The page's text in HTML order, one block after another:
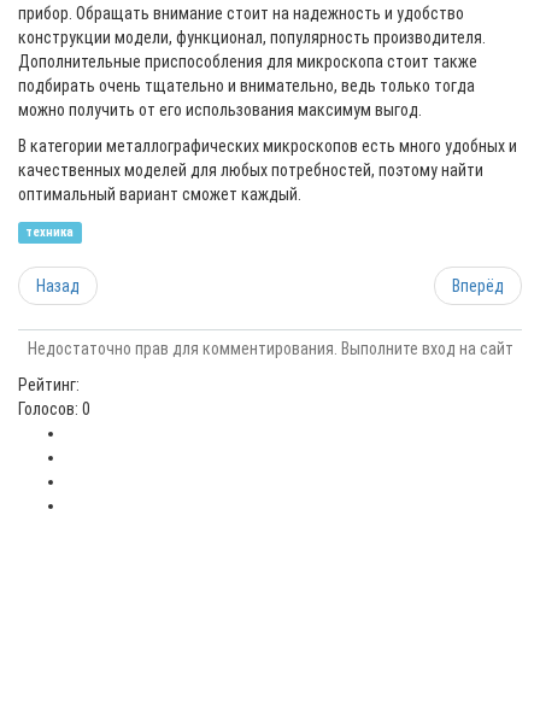
прибор. Обращать внимание стоит на надежность и удобство
конструкции модели, функционал, популярность производителя.
Дополнительные приспособления для микроскопа стоит также
подбирать очень тщательно и внимательно, ведь только тогда
можно получить от его использования максимум выгод.
В категории металлографических микроскопов есть много удобных и
качественных моделей для любых потребностей, поэтому найти
оптимальный вариант сможет каждый.
техника
Назад Вперёд
Недостаточно прав для комментирования. Выполните вход на сайт
Рейтинг:
Голосов: 0